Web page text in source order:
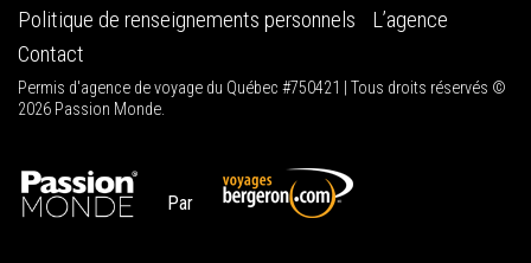
Politique de renseignements personnels
L’agence
Contact
Permis d'agence de voyage du Québec #750421 | Tous droits réservés ©
2026 Passion Monde.
Par